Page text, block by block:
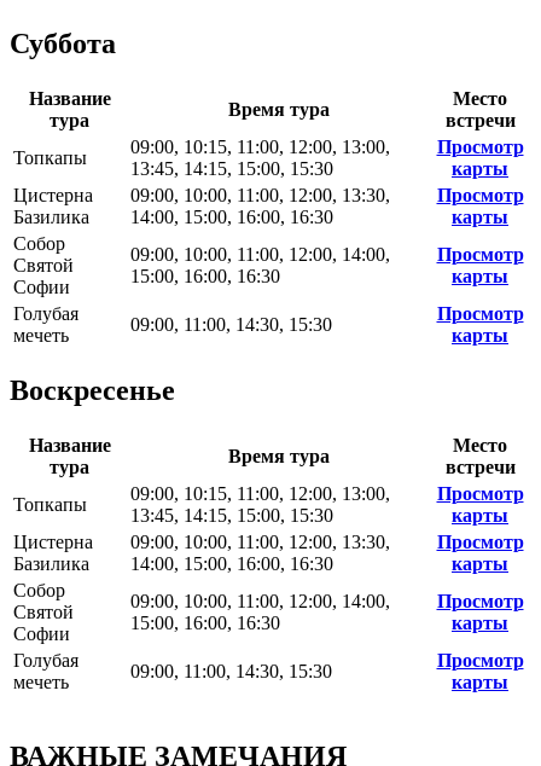
Суббота
Название
тура
Время тура
Место
встречи
Топкапы
09:00, 10:15, 11:00, 12:00, 13:00,
13:45, 14:15, 15:00, 15:30
Просмотр
карты
Цистерна
Базилика
09:00, 10:00, 11:00, 12:00, 13:30,
14:00, 15:00, 16:00, 16:30
Просмотр
карты
Собор
Святой
Софии
09:00, 10:00, 11:00, 12:00, 14:00,
15:00, 16:00, 16:30
Просмотр
карты
Голубая
мечеть
09:00, 11:00, 14:30, 15:30
Просмотр
карты
Воскресенье
Название
тура
Время тура
Место
встречи
Топкапы
09:00, 10:15, 11:00, 12:00, 13:00,
13:45, 14:15, 15:00, 15:30
Просмотр
карты
Цистерна
Базилика
09:00, 10:00, 11:00, 12:00, 13:30,
14:00, 15:00, 16:00, 16:30
Просмотр
карты
Собор
Святой
Софии
09:00, 10:00, 11:00, 12:00, 14:00,
15:00, 16:00, 16:30
Просмотр
карты
Голубая
мечеть
09:00, 11:00, 14:30, 15:30
Просмотр
карты
ВАЖНЫЕ ЗАМЕЧАНИЯ